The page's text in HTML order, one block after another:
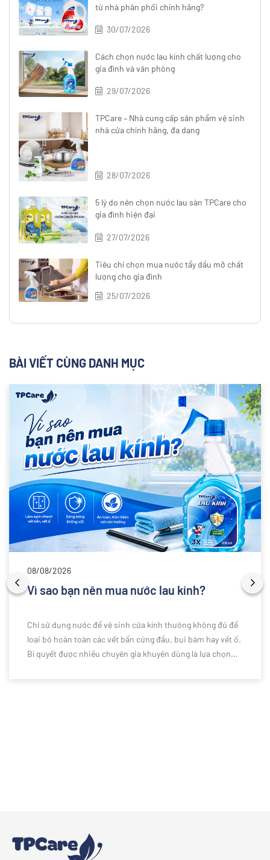
từ nhà phân phối chính hãng?
30/07/2026
Cách chọn nước lau kính chất lượng cho
gia đình và văn phòng
29/07/2026
TPCare – Nhà cung cấp sản phẩm vệ sinh
nhà cửa chính hãng, đa dạng
28/07/2026
5 lý do nên chọn nước lau sàn TPCare cho
gia đình hiện đại
27/07/2026
Tiêu chí chọn mua nước tẩy dầu mỡ chất
lượng cho gia đình
25/07/2026
BÀI VIẾT CÙNG DANH MỤC
08/08/2026
Vì sao bạn nên mua nước lau kính?
Chỉ sử dụng nước để vệ sinh cửa kính thường không đủ để
loại bỏ hoàn toàn các vết bẩn cứng đầu, bụi bám hay vết ố.
Bí quyết được nhiều chuyên gia khuyên dùng là lựa chọn